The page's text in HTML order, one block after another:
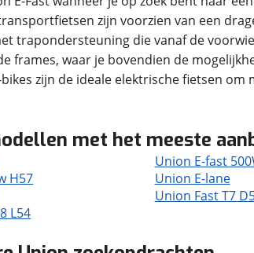
zijn voorzien van een
trapondersteuning die vanaf de
frames, waar je bovendien de
bikes zijn de ideale elektrische fietsen
met het meeste
Union E-fast
H57
Union E-lane
Union Fast T7
L54